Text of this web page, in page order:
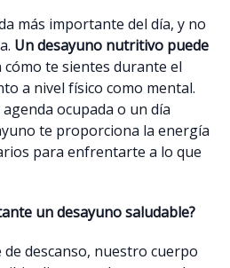
más importante del día, y no
Un desayuno nutritivo puede
cómo te sientes durante el
a nivel físico como mental.
ocupada o un día
te proporciona la energía
para enfrentarte a lo que
un desayuno saludable?
descanso, nuestro cuerpo